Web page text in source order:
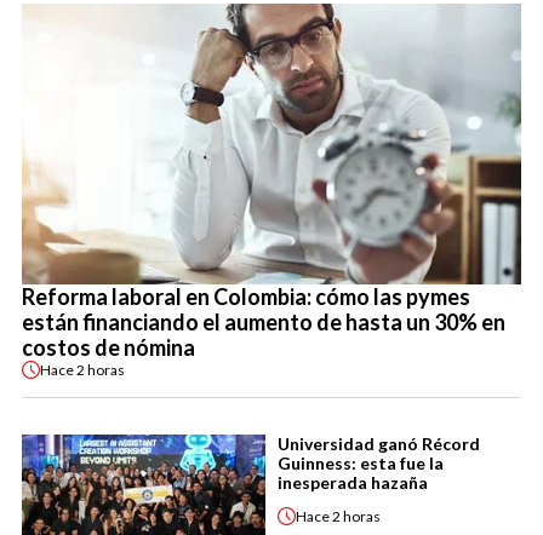
Reforma laboral en Colombia: cómo las pymes
están financiando el aumento de hasta un 30% en
costos de nómina
Hace2 horas
Universidad ganó Récord
Guinness: esta fue la
inesperada hazaña
Hace2 horas